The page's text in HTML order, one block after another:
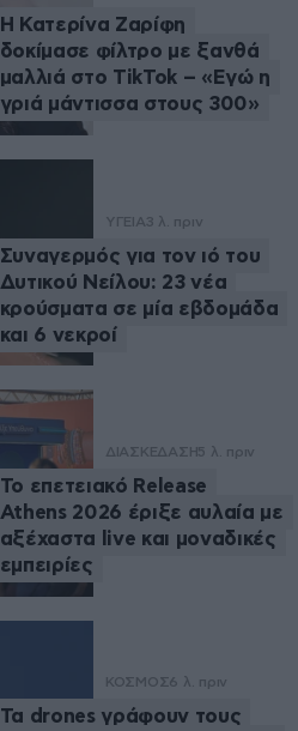
Η Κατερίνα Ζαρίφη
δοκίμασε φίλτρο με ξανθά
μαλλιά στο TikTok – «Εγώ η
γριά μάντισσα στους 300»
ΥΓΕΙΑ3 λ. πριν
Συναγερμός για τον ιό του
Δυτικού Νείλου: 23 νέα
κρούσματα σε μία εβδομάδα
και 6 νεκροί
ΔΙΑΣΚΕΔΑΣΗ5 λ. πριν
Το επετειακό Release
Athens 2026 έριξε αυλαία με
αξέχαστα live και μοναδικές
εμπειρίες
ΚΟΣΜΟΣ6 λ. πριν
Τα drones γράφουν τους